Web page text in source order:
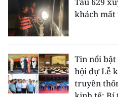
Tàu 629
khách
Tin nổi bật
hội dự Lễ
truyền